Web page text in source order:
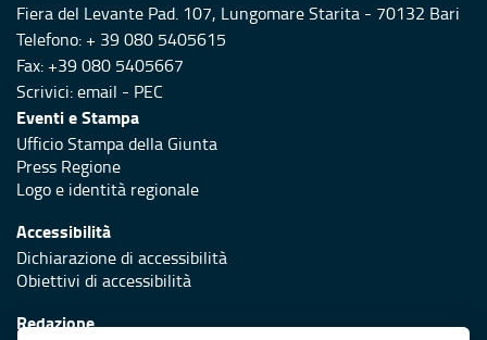
Fiera del Levante Pad. 107, Lungomare Starita - 70132 Bari
Telefono: + 39 080 5405615
Fax: +39 080 5405667
Scrivici:email - PEC
Eventi e Stampa
Ufficio Stampa della Giunta
Press Regione
Logo e identità regionale
Accessibilità
Dichiarazione di accessibilità
Obiettivi di accessibilità
Redazione